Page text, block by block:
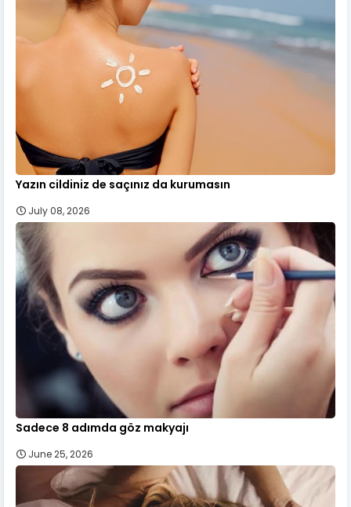
Yazın cildiniz de saçınız da kurumasın
July 08, 2026
Sadece 8 adımda göz makyajı
June 25, 2026